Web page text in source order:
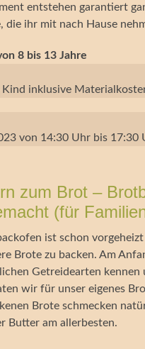
entstehen garantiert
die ihr mit nach Hause
8 bis 13 Jahre
Kind inklusive
von 14:30 Uhr bis 17:30
zum Brot –
(für
ist schon
Brote zu backen. Am
Getreidearten kennen
wir für unser eigenes
Brote schmecken
Butter am allerbesten.